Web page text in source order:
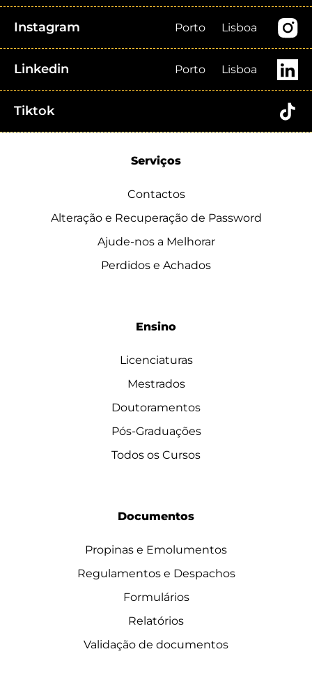
Instagram Porto Lisboa
Linkedin Porto Lisboa
Tiktok
Serviços
Contactos
Alteração e Recuperação de Password
Ajude-nos a Melhorar
Perdidos e Achados
Ensino
Licenciaturas
Mestrados
Doutoramentos
Pós-Graduações
Todos os Cursos
Documentos
Propinas e Emolumentos
Regulamentos e Despachos
Formulários
Relatórios
Validação de documentos